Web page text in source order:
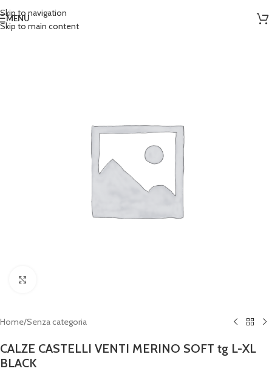
Skip to navigation
Skip to main content
MENU
Home/Senza categoria
CALZE CASTELLI VENTI MERINO SOFT tg L-XL
BLACK